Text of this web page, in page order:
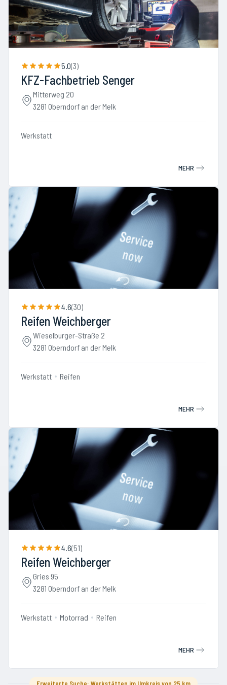
5.0(3)
KFZ-Fachbetrieb Senger
Mitterweg 20
3281 Oberndorf an der Melk
Werkstatt
MEHR
4.6(30)
Reifen Weichberger
Wieselburger-Straße 2
3281 Oberndorf an der Melk
Werkstatt Reifen
MEHR
4.6(51)
Reifen Weichberger
Gries 95
3281 Oberndorf an der Melk
Werkstatt Motorrad Reifen
MEHR